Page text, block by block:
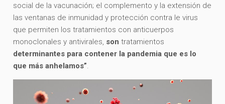
social de la vacunación; el complemento y la extensión de
las ventanas de inmunidad y protección contra le virus
que permiten los tratamientos con anticuerpos
monoclonales y antivirales, son tratamientos
determinantes para contener la pandemia que es lo
que más anhelamos”.